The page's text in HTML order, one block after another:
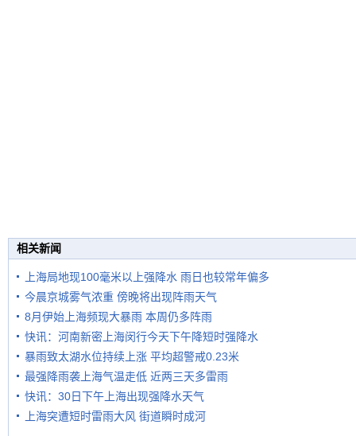
相关新闻
上海局地现100毫米以上强降水 雨日也较常年偏多
今晨京城雾气浓重 傍晚将出现阵雨天气
8月伊始上海频现大暴雨 本周仍多阵雨
快讯：河南新密上海闵行今天下午降短时强降水
暴雨致太湖水位持续上涨 平均超警戒0.23米
最强降雨袭上海气温走低 近两三天多雷雨
快讯：30日下午上海出现强降水天气
上海突遭短时雷雨大风 街道瞬时成河